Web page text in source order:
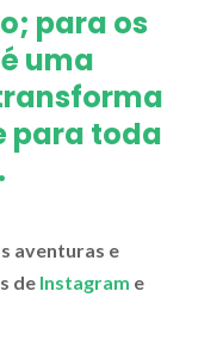
para os
uma
para toda
aventuras e
de Instagram e